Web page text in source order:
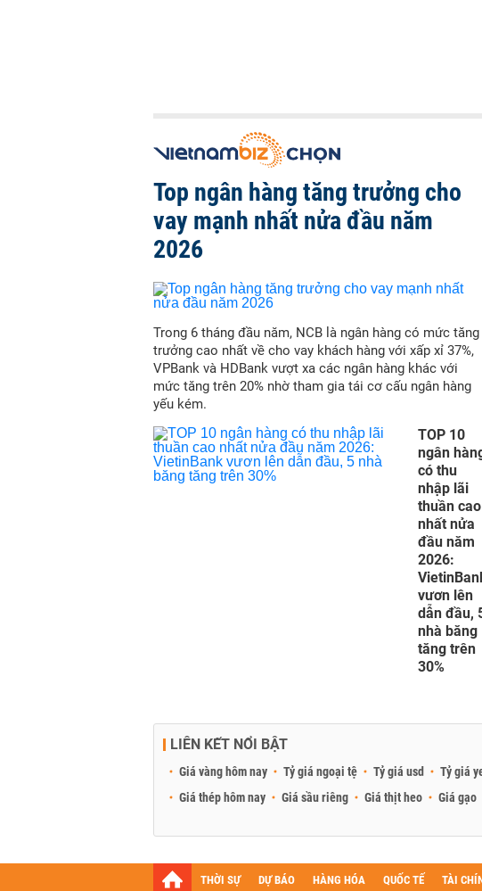
Top ngân hàng tăng trưởng cho
vay mạnh nhất nửa đầu năm
2026
Trong 6 tháng đầu năm, NCB là ngân hàng có mức tăng
trưởng cao nhất về cho vay khách hàng với xấp xỉ 37%,
VPBank và HDBank vượt xa các ngân hàng khác với
mức tăng trên 20% nhờ tham gia tái cơ cấu ngân hàng
yếu kém.
TOP 10
ngân
có thu
nhập lãi
thuần cao
nhất nửa
đầu năm
2026:
vươn lên
dẫn đầu,
nhà băng
tăng trên
30%
LIÊN KẾT NỔI BẬT
Giá vàng hôm nay Tỷ giá ngoại tệ Tỷ giá usd Tỷ giá
Giá thép hôm nay
Giá sầu riêng Giá thịt heo Giá gạo
THỜI SỰ DỰ BÁO HÀNG HÓA QUỐC TẾ TÀI